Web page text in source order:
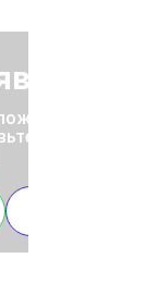
по
заявку, и мы